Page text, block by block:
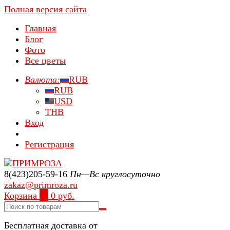
Полная версия сайта
Главная
Блог
Фото
Все цветы
Валюта:
RUB
RUB
USD
THB
Вход
Регистрация
8(423)205-59-16 Пн—Вс круглосуточно
zakaz@primroza.ru
Корзина
0 руб.
Бесплатная доставка от